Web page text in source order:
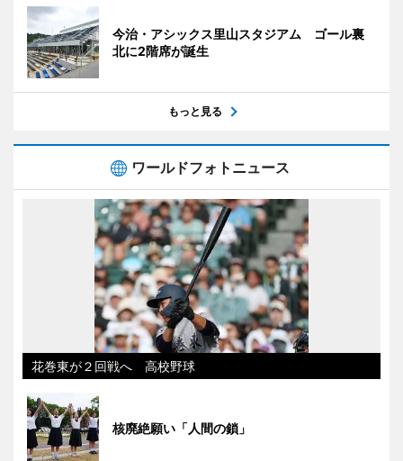
今治・アシックス里山スタジアム ゴール裏
北に2階席が誕生
もっと見る
ワールドフォトニュース
花巻東が２回戦へ 高校野球
核廃絶願い「人間の鎖」